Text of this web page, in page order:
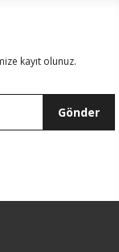
kayıt olunuz.
Gönder